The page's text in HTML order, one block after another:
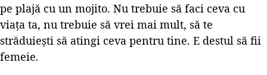
pe plajă cu un mojito. Nu trebuie să faci ceva cu
viaţa ta, nu trebuie să vrei mai mult, să te
străduieşti să atingi ceva pentru tine. E destul să fii
femeie.